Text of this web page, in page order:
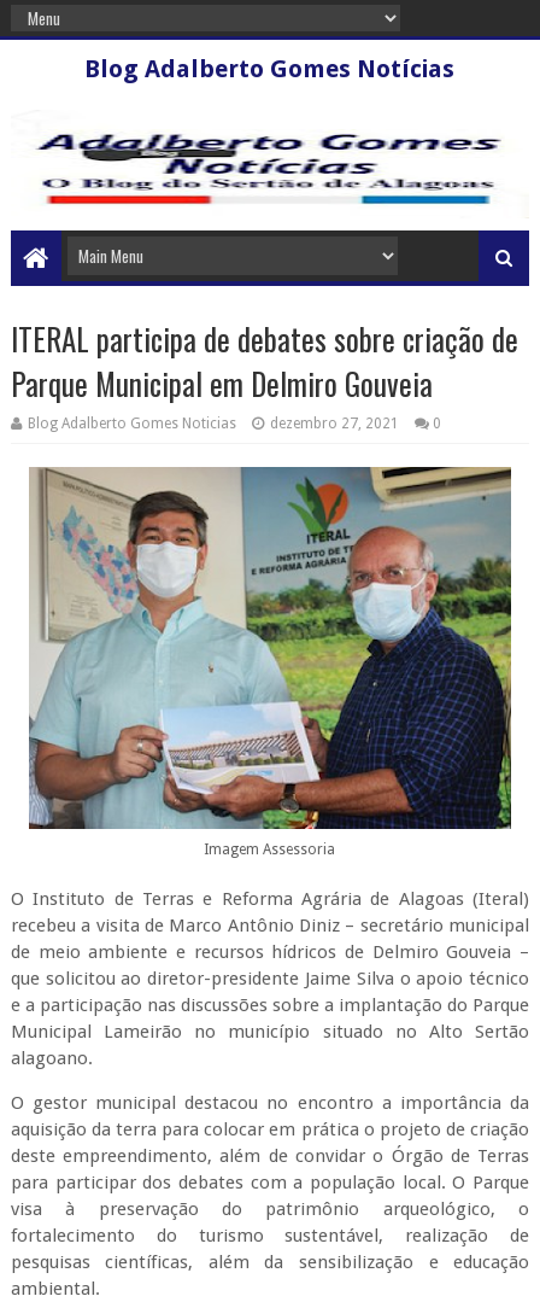
Blog Adalberto Gomes Notícias
ITERAL participa de debates sobre criação de
Parque Municipal em Delmiro Gouveia
Blog Adalberto Gomes Noticias dezembro 27, 2021 0
Imagem Assessoria
O Instituto de Terras e Reforma Agrária de Alagoas (Iteral)
recebeu a visita de Marco Antônio Diniz – secretário municipal
de meio ambiente e recursos hídricos de Delmiro Gouveia –
que solicitou ao diretor-presidente Jaime Silva o apoio técnico
e a participação nas discussões sobre a implantação do Parque
Municipal Lameirão no município situado no Alto Sertão
alagoano.
O gestor municipal destacou no encontro a importância da
aquisição da terra para colocar em prática o projeto de criação
deste empreendimento, além de convidar o Órgão de Terras
para participar dos debates com a população local. O Parque
visa à preservação do patrimônio arqueológico, o
fortalecimento do turismo sustentável, realização de
pesquisas científicas, além da sensibilização e educação
ambiental.